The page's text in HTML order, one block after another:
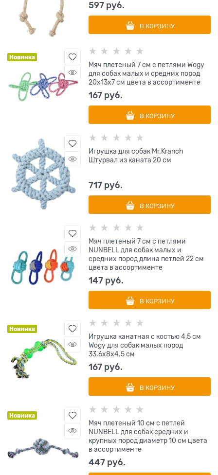
597 руб.
В КОРЗИНУ
Новинка
Мяч плетеный 7 см с петлями Wogy
для собак малых и средних пород
20х13х7 см цвета в ассортименте
167 руб.
В КОРЗИНУ
Игрушка для собак Mr.Kranch
Штурвал из каната 20 см
717 руб.
В КОРЗИНУ
Мяч плетеный 7 см с петлями
NUNBELL для собак малых и
средних пород длина петлей 22 см
цвета в ассортименте
147 руб.
В КОРЗИНУ
Новинка
Игрушка канатная с костью 4,5 см
Wogy для собак малых пород
33.6х8х4.5 см
167 руб.
В КОРЗИНУ
Новинка
Мяч плетеный 10 см с петлей
NUNBELL для собак средних и
крупных пород диаметр 10 см цвета
в ассортименте
447 руб.